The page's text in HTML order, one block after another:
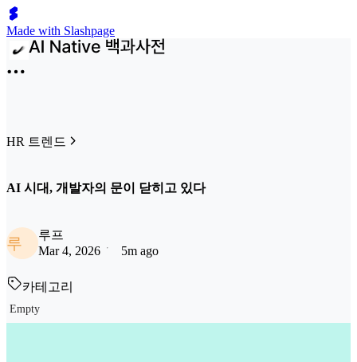
Made with Slashpage
HR 트렌드
AI 시대, 개발자의 문이 닫히고 있다
루
루프
Mar 4, 2026
5m ago
카테고리
Empty